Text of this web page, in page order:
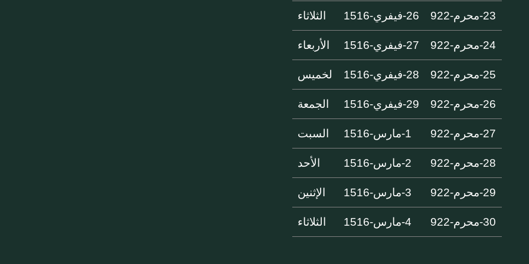
23-محرم-922 26-فيفري-1516 الثلاثاء
24-محرم-922 27-فيفري-1516 الأربعاء
25-محرم-922 28-فيفري-1516 لخميس
26-محرم-922 29-فيفري-1516 الجمعة
27-محرم-922 1-مارس-1516 السبت
28-محرم-922 2-مارس-1516 الأحد
29-محرم-922 3-مارس-1516 الإثنين
30-محرم-922 4-مارس-1516 الثلاثاء